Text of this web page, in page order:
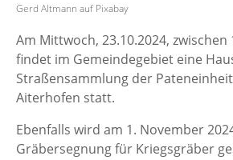
Gerd Altmann auf Pixabay
Am Mittwoch, 23.10.2024, zwischen
findet im Gemeindegebiet eine
Straßensammlung der
Aiterhofen statt.
Ebenfalls wird am 1. November
Gräbersegnung für Kriegsgräber